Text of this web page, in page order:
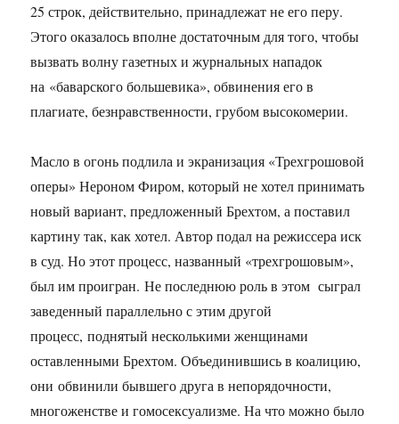
25 строк, действительно, принадлежат не его перу.
Этого оказалось вполне достаточным для того, чтобы
вызвать волну газетных и журнальных нападок
на «баварского большевика», обвинения его в
плагиате, безнравственности, грубом высокомерии.
Масло в огонь подлила и экранизация «Трехгрошовой
оперы» Нероном Фиром, кото­рый не хотел принимать
новый вариант, предложенный Брехтом, а поставил
картину так, как хотел. Автор подал на режиссера иск
в суд. Но этот процесс, названный «трехгрошовым»,
был им проигран. Не последнюю роль в этом сыграл
заведенный параллельно с этим другой
процесс, поднятый несколькими женщинами
оставленными Брехтом. Объединившись в коалицию,
они обвинили бывше­го друга в непорядочности,
многоженстве и гомо­сексуализме. На что можно было